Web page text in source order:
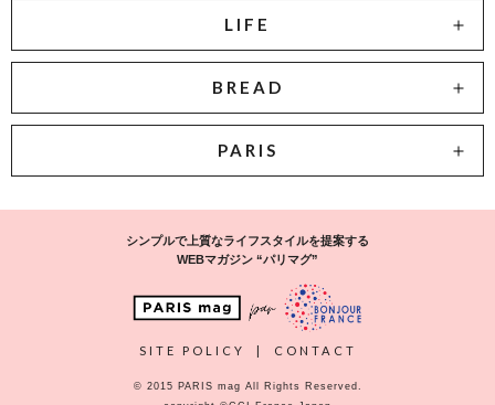
LIFE
BREAD
PARIS
シンプルで上質なライフスタイルを提案する
WEBマガジン “パリマグ”
SITE POLICY | CONTACT
© 2015 PARIS mag All Rights Reserved.